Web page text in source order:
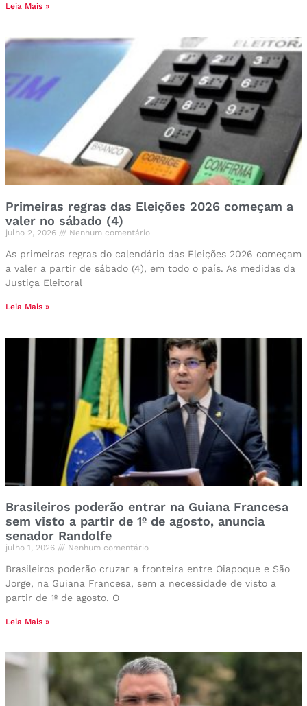
Leia Mais »
Primeiras regras das Eleições 2026 começam a
valer no sábado (4)
julho 2, 2026 Nenhum comentário
As primeiras regras do calendário das Eleições 2026 começam
a valer a partir de sábado (4), em todo o país. As medidas da
Justiça Eleitoral
Leia Mais »
Brasileiros poderão entrar na Guiana Francesa
sem visto a partir de 1º de agosto, anuncia
senador Randolfe
julho 1, 2026 Nenhum comentário
Brasileiros poderão cruzar a fronteira entre Oiapoque e São
Jorge, na Guiana Francesa, sem a necessidade de visto a
partir de 1º de agosto. O
Leia Mais »